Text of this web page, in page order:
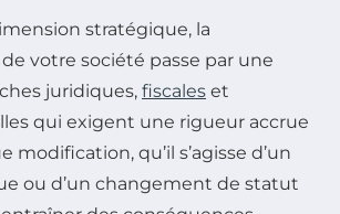
stratégique, la
votre société passe par une
juridiques, fiscales et
qui exigent une rigueur accrue
modification, qu’il s’agisse d’un
ou d’un changement de statut